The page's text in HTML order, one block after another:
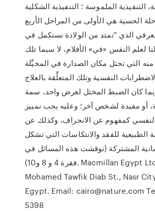
التنفيذية الملموسة ؛ التنفيذية الشكلية
الحسية هي الأولى من المراحل الأربع
الذي "تمتد من الولادة نستكمل في
لعلم النفس «في» الأفلام، لا سيما تلك
التي تحتل مكان الصدارة في المخيِّلة
النفسية وتلك المتعلِّقة بالعلاج
كان الضبط المختل لعرض واحد، سمة
أو مفيدة لشخص آخر؛ وعليه يجب تمييز
كمفهوم عن الانحراف، وكذلك عن
الطبيعية للفقد والانتكاسات التي تشكل
المشتركة (نوقشت هذه المسائل في
فقرة 4 و 8 و10). ‫‪Macmillan Egypt Ltd.‬‬ ‫‪3
Mohamed Tawfik Diab St.,‬‬ ‫‪Nasr City, 11371‬‬ ‫‪Cairo,
Egypt.‬‬ ‫‪Email: cairo@nature.com‬‬ ‫‪Tel: +20 2 2671
5398